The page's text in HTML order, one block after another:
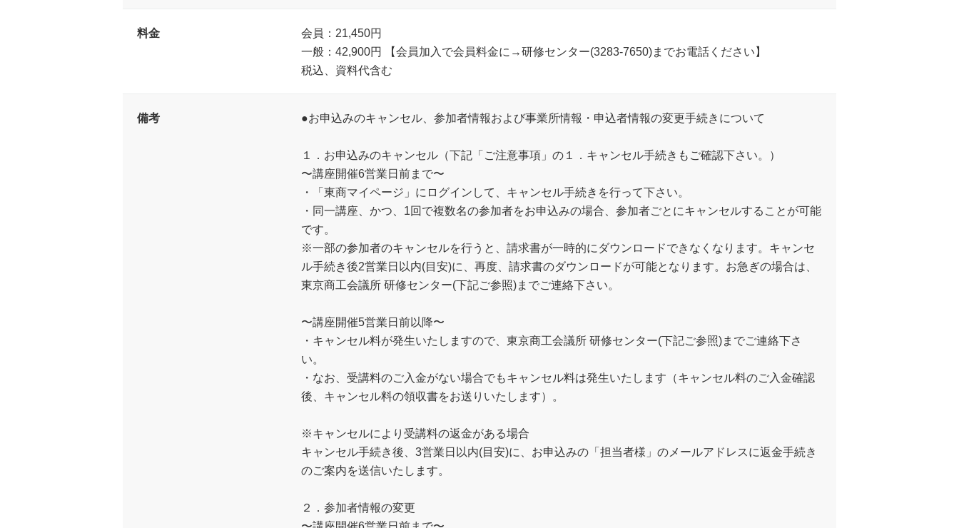
料金
会員：21,450円
一般：42,900円 【会員加入で会員料金に→研修センター(3283-7650)までお電話ください】
税込、資料代含む
備考 ●お申込みのキャンセル、参加者情報および事業所情報・申込者情報の変更手続きについて
１．お申込みのキャンセル（下記「ご注意事項」の１．キャンセル手続きもご確認下さい。）
〜講座開催6営業日前まで〜
・「東商マイページ」にログインして、キャンセル手続きを行って下さい。
・同一講座、かつ、1回で複数名の参加者をお申込みの場合、参加者ごとにキャンセルすることが可能
です。
※一部の参加者のキャンセルを行うと、請求書が一時的にダウンロードできなくなります。キャンセ
ル手続き後2営業日以内(目安)に、再度、請求書のダウンロードが可能となります。お急ぎの場合は、
東京商工会議所 研修センター(下記ご参照)までご連絡下さい。
〜講座開催5営業日前以降〜
・キャンセル料が発生いたしますので、東京商工会議所 研修センター(下記ご参照)までご連絡下さ
い。
・なお、受講料のご入金がない場合でもキャンセル料は発生いたします（キャンセル料のご入金確認
後、キャンセル料の領収書をお送りいたします）。
※キャンセルにより受講料の返金がある場合
キャンセル手続き後、3営業日以内(目安)に、お申込みの「担当者様」のメールアドレスに返金手続き
のご案内を送信いたします。
２．参加者情報の変更